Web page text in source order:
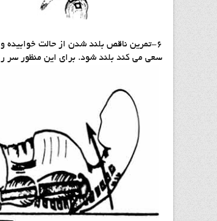
۶-تمرین ناقص بلند شدن از حالت
سعی می کند بلند شود. برای این منظور سر